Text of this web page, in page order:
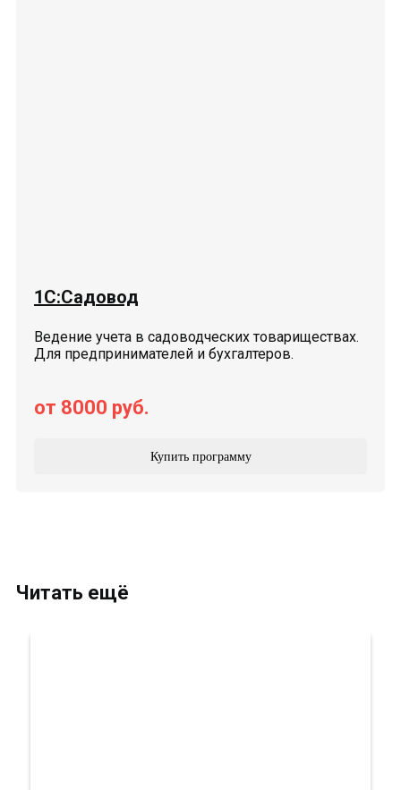
1С:Садовод
Ведение учета в садоводческих товариществах.
Для предпринимателей и бухгалтеров.
от 8000 руб.
Купить программу
Читать ещё